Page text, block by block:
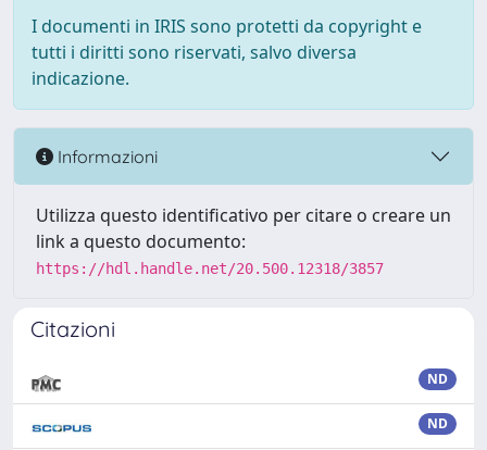
I documenti in IRIS sono protetti da copyright e
tutti i diritti sono riservati, salvo diversa
indicazione.
Informazioni
Utilizza questo identificativo per citare o creare un
link a questo documento:
https://hdl.handle.net/20.500.12318/3857
Citazioni
ND
ND